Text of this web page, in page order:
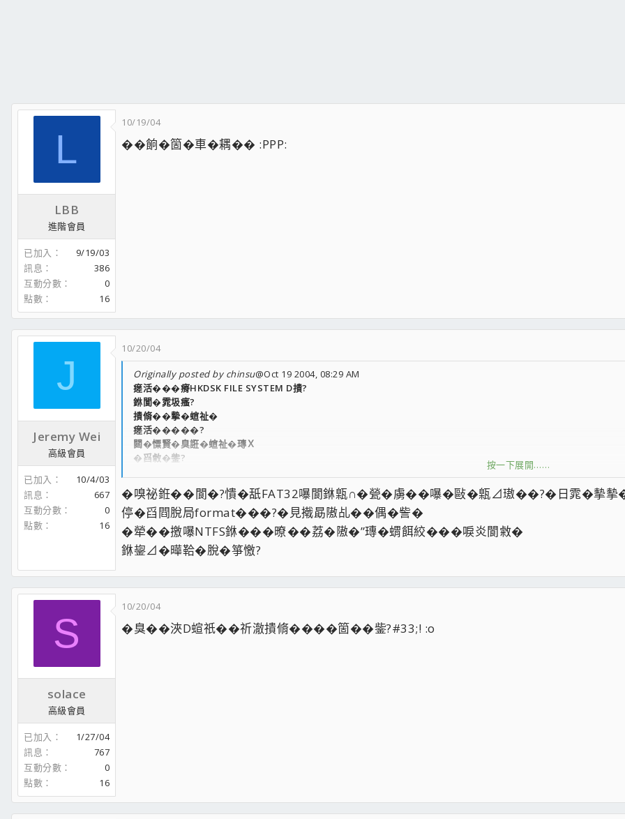
L
LBB
進階會員
已加入
9/19/03
訊息
386
互動分數
0
點數
16
10/19/04
��餉�箇�車�耦�� :PPP:
J
Jeremy Wei
高級會員
已加入
10/4/03
訊息
667
互動分數
0
點數
16
10/20/04
Originally posted by chinsu@Oct 19 2004, 08:29 AM
瘥活���瘠HKDSK FILE SYSTEM D撌?
銝閬�雿圾瘙?
撌脩��摰�蝖祉�
瘥活�����?
閮�憟賢�臭誑�蝖祉�瑼Ｘ
�舀敹�鈭?
Thanks
按一下展開……
�嗅祕銋��閬�?憒�舐FAT32嚗閬銝甈∩�甇�虜��嚗�敺�甈⊿璈��?�日雿�摰摰
停�舀閰脫局format���?�見撠勗隞乩��偶�訾�
�犖��撽嚗NTFS銝���暸��荔�隞�”瑼�蝟餌絞���唳炎閬敹�
銝鋆⊿�曄鞈�脫�箏憿?
S
solace
高級會員
已加入
1/27/04
訊息
767
互動分數
0
點數
16
10/20/04
�臭��浹D蝖祇��祈澈撌脩����箇��鈭?#33;! :o